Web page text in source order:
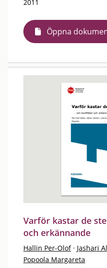
2011
Öppna
Varför kastar de
och erkännande
Hallin Per-Olof · Jashari
Popoola Margareta